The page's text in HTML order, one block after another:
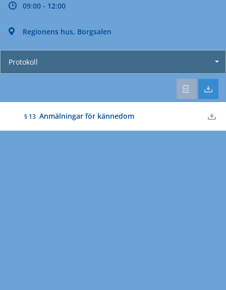
09:00 - 12:00
Regionens hus, Borgsalen
Protokoll
§ 13 Anmälningar för kännedom